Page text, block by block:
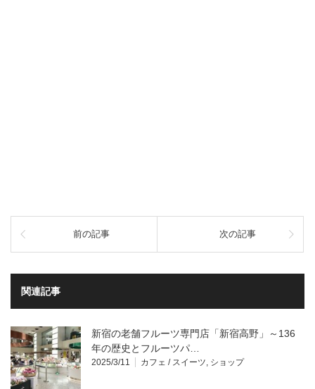
前の記事 次の記事
関連記事
新宿の老舗フルーツ専門店「新宿高野」～136
年の歴史とフルーツパ…
2025/3/11 カフェ / スイーツ, ショップ